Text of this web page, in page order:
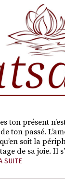
ton présent
ton passé.
soit la
de sa joie. Il
SUITE